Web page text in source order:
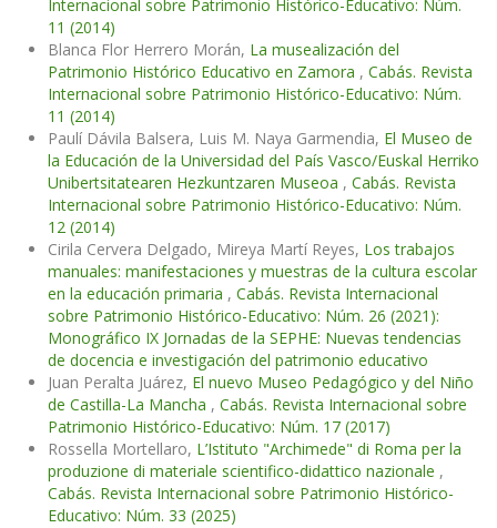
Internacional sobre Patrimonio Histórico-Educativo: Núm.
11 (2014)
Blanca Flor Herrero Morán, La musealización del
Patrimonio Histórico Educativo en Zamora , Cabás. Revista
Internacional sobre Patrimonio Histórico-Educativo: Núm.
11 (2014)
Paulí Dávila Balsera, Luis M. Naya Garmendia, El Museo de
la Educación de la Universidad del País Vasco/Euskal Herriko
Unibertsitatearen Hezkuntzaren Museoa , Cabás. Revista
Internacional sobre Patrimonio Histórico-Educativo: Núm.
12 (2014)
Cirila Cervera Delgado, Mireya Martí Reyes, Los trabajos
manuales: manifestaciones y muestras de la cultura escolar
en la educación primaria , Cabás. Revista Internacional
sobre Patrimonio Histórico-Educativo: Núm. 26 (2021):
Monográfico IX Jornadas de la SEPHE: Nuevas tendencias
de docencia e investigación del patrimonio educativo
Juan Peralta Juárez, El nuevo Museo Pedagógico y del Niño
de Castilla-La Mancha , Cabás. Revista Internacional sobre
Patrimonio Histórico-Educativo: Núm. 17 (2017)
Rossella Mortellaro, L’Istituto "Archimede" di Roma per la
produzione di materiale scientifico-didattico nazionale ,
Cabás. Revista Internacional sobre Patrimonio Histórico-
Educativo: Núm. 33 (2025)